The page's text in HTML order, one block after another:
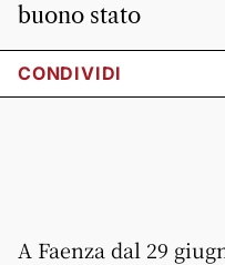
buono stato
CONDIVIDI
A Faenza dal 29